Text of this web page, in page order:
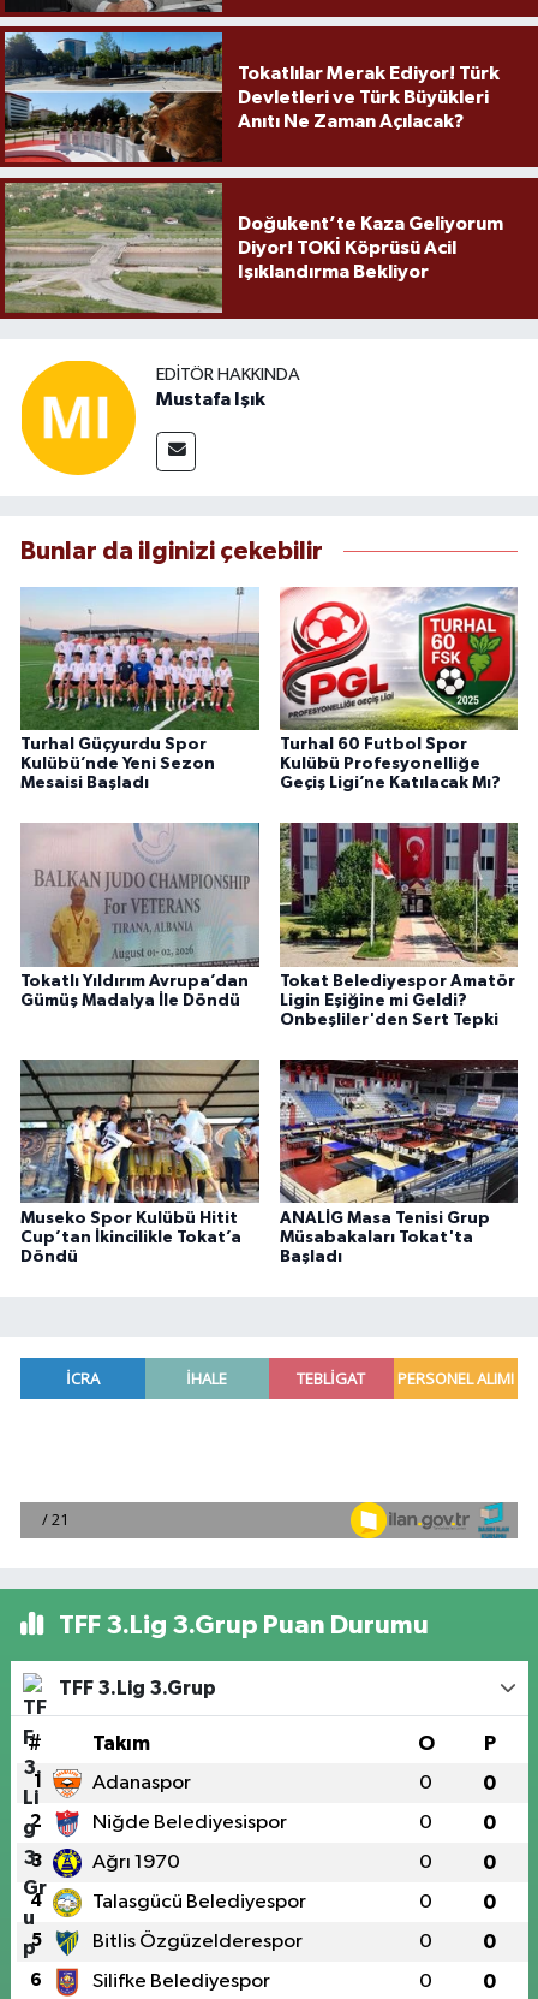
Tokatlılar Merak Ediyor! Türk
Devletleri ve Türk Büyükleri
Anıtı Ne Zaman Açılacak?
Doğukent’te Kaza Geliyorum
Diyor! TOKİ Köprüsü Acil
Işıklandırma Bekliyor
EDITÖR HAKKINDA
Mustafa Işık
Bunlar da ilginizi çekebilir
Turhal Güçyurdu Spor
Kulübü’nde Yeni Sezon
Mesaisi Başladı
Turhal 60 Futbol Spor
Kulübü Profesyonelliğe
Geçiş Ligi’ne Katılacak Mı?
Tokatlı Yıldırım Avrupa’dan
Gümüş Madalya İle Döndü
Tokat Belediyespor Amatör
Ligin Eşiğine mi Geldi?
Onbeşliler'den Sert Tepki
Museko Spor Kulübü Hitit
Cup’tan İkincilikle Tokat’a
Döndü
ANALİG Masa Tenisi Grup
Müsabakaları Tokat'ta
Başladı
TFF 3.Lig 3.Grup Puan Durumu
TFF 3.Lig 3.Grup
# Takım O P
1 Adanaspor 0 0
2 Niğde Belediyesispor 0 0
3 Ağrı 1970 0 0
4 Talasgücü Belediyespor 0 0
5 Bitlis Özgüzelderespor 0 0
6 Silifke Belediyespor 0 0